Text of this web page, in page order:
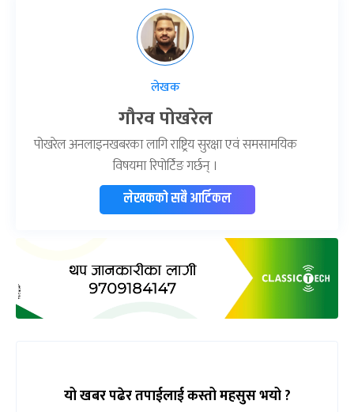
लेखक
गौरव पोखरेल
पोखरेल अनलाइनखबरका लागि राष्ट्रिय सुरक्षा एवं समसामयिक
विषयमा रिपोर्टिङ गर्छन् ।
लेखकको सबै आर्टिकल
यो खबर पढेर तपाईलाई कस्तो महसुस भयो ?